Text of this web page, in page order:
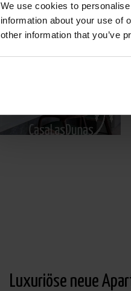
We use cookies to
information about your use of
other information that you’ve
Luxuriöse neue